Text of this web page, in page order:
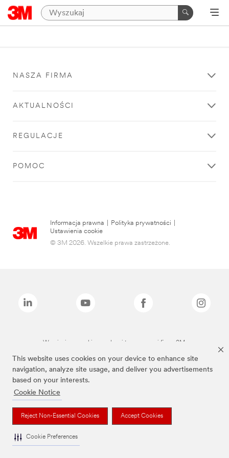
This website uses cookies on your device to enhance site
navigation, analyze site usage, and deliver you advertisements
based on your interests.
Cookie Notice
Reject Non-Essential Cookies Accept Cookies
Cookie Preferences
NASZA FIRMA
AKTUALNOŚCI
REGULACJE
POMOC
Informacja prawna Polityka prywatności
Ustawienia cookie
© 3M 2026. Wszelkie prawa zastrzeżone.
Wymienione marki są znakami towarowymi firmy 3M.